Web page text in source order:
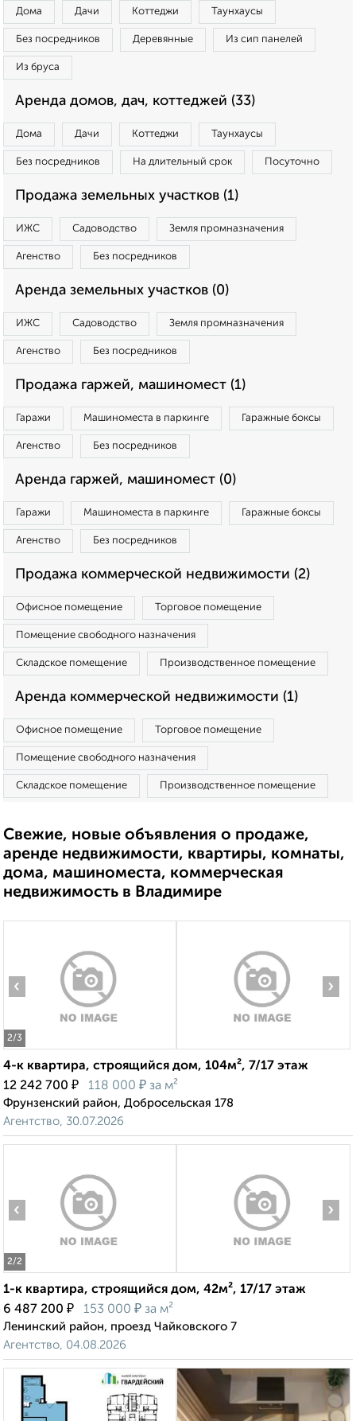
Дома Дачи Коттеджи Таунхаусы
Без посредников Деревянные Из сип панелей
Из бруса
Аренда домов, дач, коттеджей (33)
Дома Дачи Коттеджи Таунхаусы
Без посредников На длительный срок Посуточно
Продажа земельных участков (1)
ИЖС Садоводство Земля промназначения
Агенство Без посредников
Аренда земельных участков (0)
ИЖС Садоводство Земля промназначения
Агенство Без посредников
Продажа гаржей, машиномест (1)
Гаражи Машиноместа в паркинге Гаражные боксы
Агенство Без посредников
Аренда гаржей, машиномест (0)
Гаражи Машиноместа в паркинге Гаражные боксы
Агенство Без посредников
Продажа коммерческой недвижимости (2)
Офисное помещение Торговое помещение
Помещение свободного назначения
Складское помещение Производственное помещение
Аренда коммерческой недвижимости (1)
Офисное помещение Торговое помещение
Помещение свободного назначения
Складское помещение Производственное помещение
Свежие, новые объявления о продаже,
аренде недвижимости, квартиры, комнаты,
дома, машиноместа, коммерческая
недвижимость в Владимире
2/3
‹ ›
4-к квартира, строящийся дом, 104м², 7/17 этаж
12 242 700 ₽ 118 000 ₽ за м²
Фрунзенский район, Добросельская 178
Агентство, 30.07.2026
2/2
‹ ›
1-к квартира, строящийся дом, 42м², 17/17 этаж
6 487 200 ₽ 153 000 ₽ за м²
Ленинский район, проезд Чайковского 7
Агентство, 04.08.2026